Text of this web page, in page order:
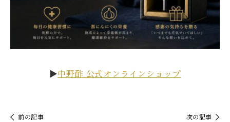
▶︎中野酢 公式オンラインショップ
前の記事 次の記事